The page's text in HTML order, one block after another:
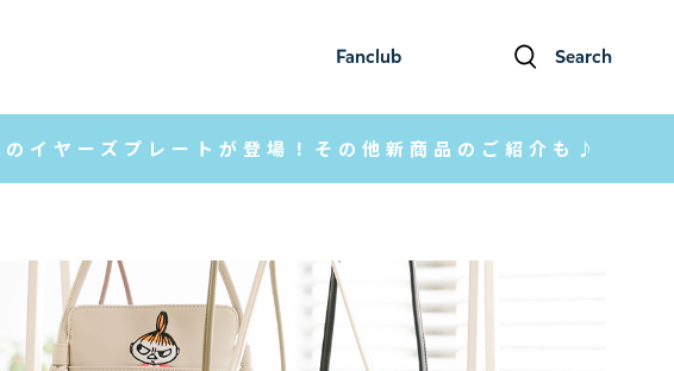
Fanclub Search
ヤーズプレートが登場！その他新商品のご紹介も♪